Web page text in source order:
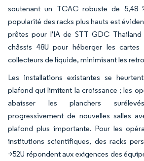
soutenant un TCAC robuste de 5,48
popularité des racks plus hauts est
prêtes pour l'IA de STT GDC Thailand
châssis 48U pour héberger les
collecteurs de liquide, minimisant les
Les installations existantes se
plafond qui limitent la croissance ; les
abaisser les planchers
progressivement de nouvelles salles
plafond plus importante. Pour les
institutions scientifiques, des racks
>52U répondent aux exigences des